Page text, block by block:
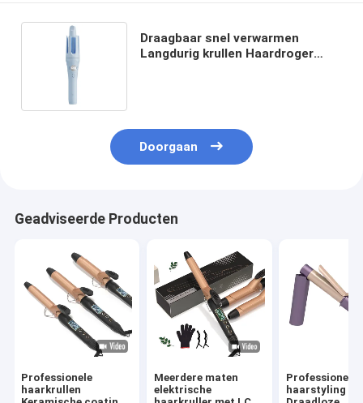
Draagbaar snel verwarmen
Langdurig krullen Haardroger
Doorgaan
Geadviseerde Producten
Professionele
haarkrullen
Meerdere maten
elektrische
Professionele
haarstyling